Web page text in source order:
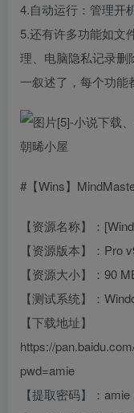
4.自动运行：管理开
5.还有许多功能如文
理、电脑隐私记录删
一叙述了，每个功能
#【Wins】
【资源名称】：
【资源版本】：Pro
【资源大小】：90
【测试系统】：
【下载地址】
https://
pwd=amie
【提取密码】：amie